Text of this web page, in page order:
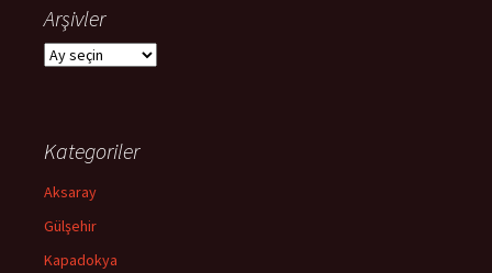
Arşivler
Arşivler
Kategoriler
Aksaray
Gülşehir
Kapadokya